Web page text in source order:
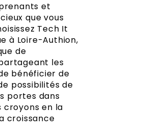
et
que vous
Tech It
à Loire-Authion,
de
les
bénéficier de
possibilités de
portes dans
croyons en la
croissance